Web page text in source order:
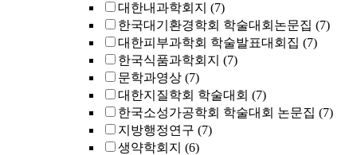
대한내과학회지 (7)
한국대기환경학회 학술대회논문집 (7)
대한피부과학회 학술발표대회집 (7)
한국식품과학회지 (7)
문학과영상 (7)
대한지질학회 학술대회 (7)
한국소성가공학회 학술대회 논문집 (7)
지방행정연구 (7)
생약학회지 (6)